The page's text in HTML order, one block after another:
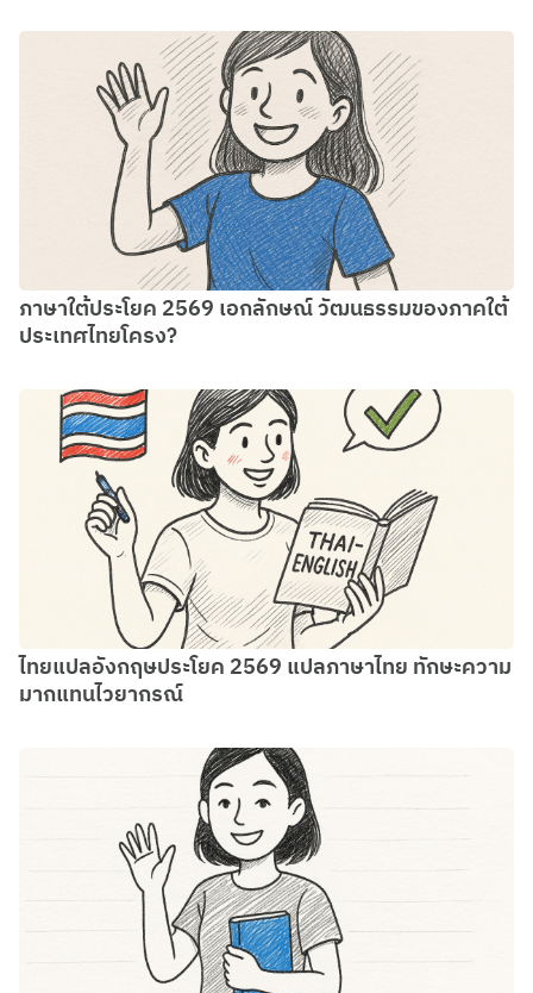
ภาษาใต้ประโยค 2569 เอกลักษณ์ วัฒนธรรมของภาคใต้
ประเทศไทยโครง?
ไทยแปลอังกฤษประโยค 2569 แปลภาษาไทย ทักษะความ
มากแทนไวยากรณ์